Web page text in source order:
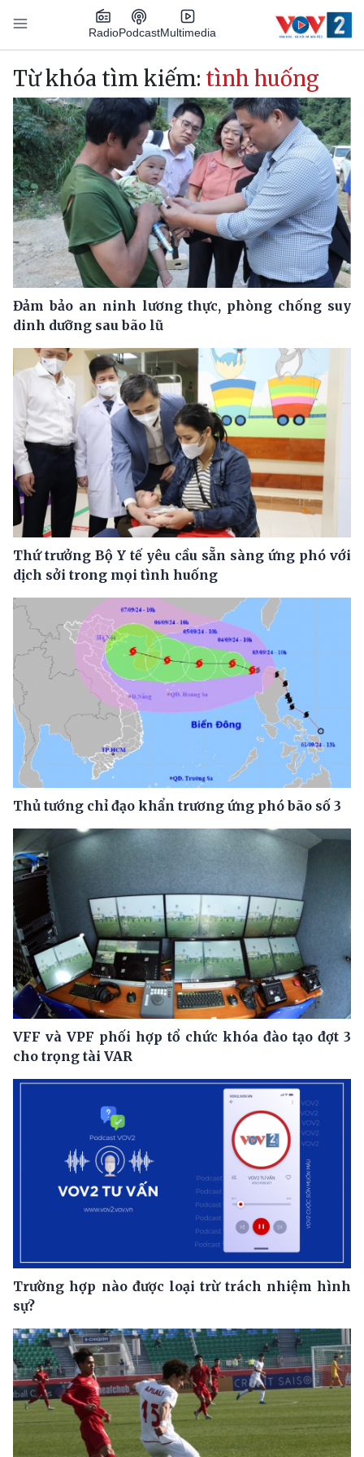
Nhảy đến nội dung
RadioPodcastMultimedia
Main navigation
Từ khóa tìm kiếm: tình huống
Đảm bảo an ninh lương thực, phòng chống suy
dinh dưỡng sau bão lũ
Thứ trưởng Bộ Y tế yêu cầu sẵn sàng ứng phó với
dịch sởi trong mọi tình huống
Thủ tướng chỉ đạo khẩn trương ứng phó bão số 3
VFF và VPF phối hợp tổ chức khóa đào tạo đợt 3
cho trọng tài VAR
Trường hợp nào được loại trừ trách nhiệm hình
sự?